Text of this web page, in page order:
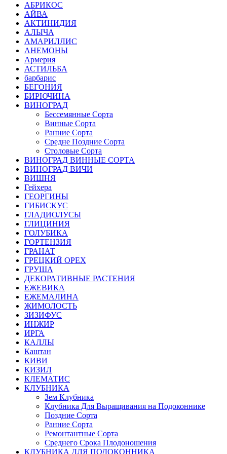
АБРИКОС
АЙВА
АКТИНИДИЯ
АЛЫЧА
АМАРИЛЛИС
АНЕМОНЫ
Армерия
АСТИЛЬБА
барбарис
БЕГОНИЯ
БИРЮЧИНА
ВИНОГРАД
Бессемянные Сорта
Винные Сорта
Ранние Сорта
Средне Поздние Сорта
Столовые Сорта
ВИНОГРАД ВИННЫЕ СОРТА
ВИНОГРАД ВИЧИ
ВИШНЯ
Гейхера
ГЕОРГИНЫ
ГИБИСКУС
ГЛАДИОЛУСЫ
ГЛИЦИНИЯ
ГОЛУБИКА
ГОРТЕНЗИЯ
ГРАНАТ
ГРЕЦКИЙ ОРЕХ
ГРУША
ДЕКОРАТИВНЫЕ РАСТЕНИЯ
ЕЖЕВИКА
ЕЖЕМАЛИНА
ЖИМОЛОСТЬ
ЗИЗИФУС
ИНЖИР
ИРГА
КАЛЛЫ
Каштан
КИВИ
КИЗИЛ
КЛЕМАТИС
КЛУБНИКА
Зем Клубника
Клубника Для Выращивания на Подоконнике
Поздние Сорта
Ранние Сорта
Ремонтантные Сорта
Среднего Срока Плодоношения
КЛУБНИКА ДЛЯ ПОДОКОННИКА